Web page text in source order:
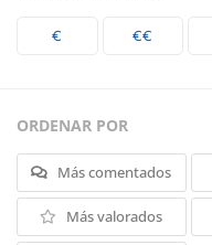
€ €€
ORDENAR POR
Más comentados
Más valorados